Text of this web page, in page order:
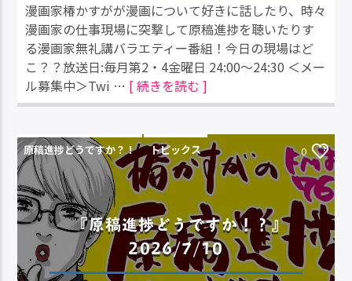
漫画家椿かすがが漫画について好きに話したり、時々
漫画家の仕事現場に突撃して原稿進捗を聴いたりす
る漫画家無礼講バラエティー番組！今日の現場はど
こ？？放送日:毎月第2・4金曜日 24:00～24:30 ＜メー
ル募集中＞Twi … [ 続きを読む ]
原稿進捗どうですか？！ トピックス 0
『原稿進捗どうですか！？』
2026/7/10